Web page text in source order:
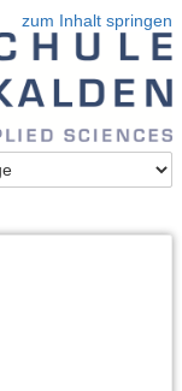
zum Inhalt springen